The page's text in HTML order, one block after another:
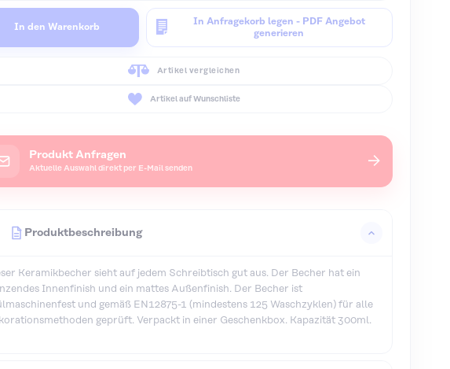
In den Warenkorb
In Anfragekorb legen - PDF Angebot
generieren
Artikel vergleichen
Artikel auf Wunschliste
Produkt Anfragen
Aktuelle Auswahl direkt per E-Mail senden →
Produktbeschreibung
Keramikbecher sieht auf jedem Schreibtisch gut aus. Der Becher hat ein
Innenfinish und ein mattes Außenfinish. Der Becher ist
und gemäß EN12875-1 (mindestens 125 Waschzyklen) für alle
geprüft. Verpackt in einer Geschenkbox. Kapazität 300ml.